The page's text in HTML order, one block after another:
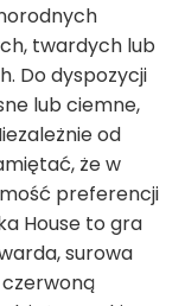
twardych lub
Do dyspozycji
lub ciemne,
od
że w
preferencji
House to gra
surowa